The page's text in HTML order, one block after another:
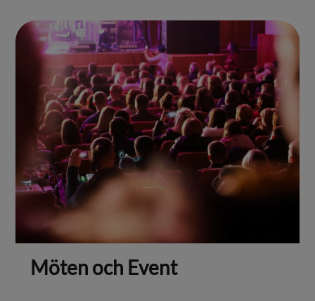
Möten och Event